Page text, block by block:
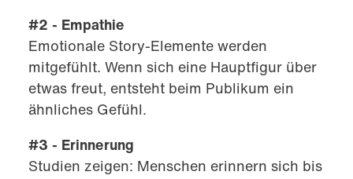
#2 - Empathie
Emotionale Story-Elemente werden
mitgefühlt. Wenn sich eine Hauptfigur über
etwas freut, entsteht beim Publikum ein
ähnliches Gefühl.
#3 - Erinnerung
Studien zeigen: Menschen erinnern sich bis